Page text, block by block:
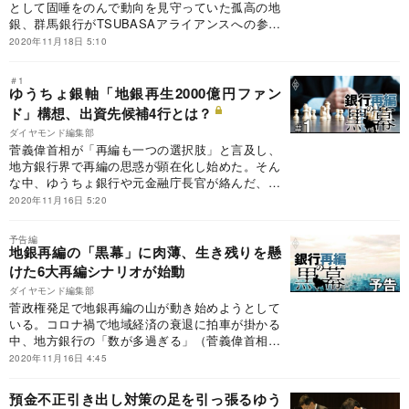
として固唾をのんで動向を見守っていた孤高の地
銀、群馬銀行がTSUBASAアライアンスへの参加
を決めた。覇権争い上、これを機に関東の地銀
に乗り出しそうだ。
2020年11月18日 5:10
＃1
ゆうちょ銀軸「地銀再生2000億円ファン
ド」構想、出資先候補4行とは？
ダイヤモンド編集部
菅義偉首相が「再編も一つの選択肢」と言及し、
地方銀行界で再編の思惑が顕在化し始めた。そん
な中、ゆうちょ銀行や元金融庁長官が絡んだ、新
地銀連合の思案が水面下で練られていた。
2020年11月16日 5:20
予告編
地銀再編の「黒幕」に肉薄、生き残りを懸
けた6大再編シナリオが始動
ダイヤモンド編集部
菅政権発足で地銀再編の山が動き始めようとして
いる。コロナ禍で地域経済の衰退に拍車が掛かる
中、地方銀行の「数が多過ぎる」（菅義偉首相）
ことは自明で、再編圧力が強まるのは必至だ。そ
2020年11月16日 4:45
預金不正引き出し対策の足を引っ張るゆう